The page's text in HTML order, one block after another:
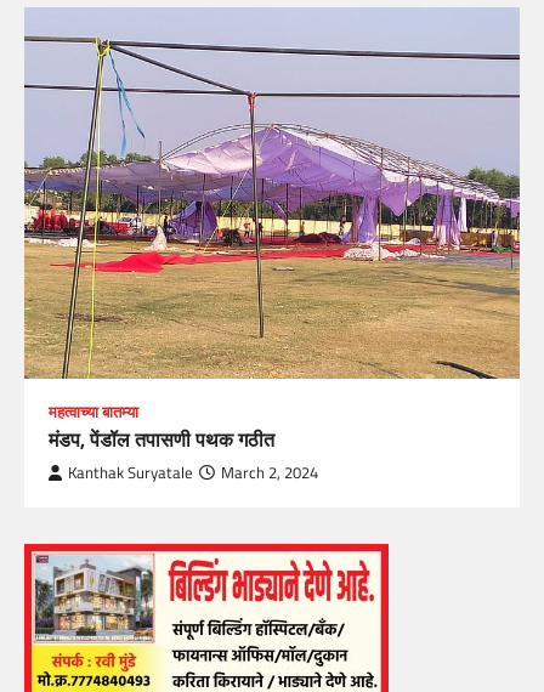
महत्वाच्या बातम्या
मंडप, पेंडॉल तपासणी पथक गठीत
Kanthak Suryatale March 2, 2024